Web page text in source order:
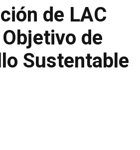
de LAC
de
Sustentable